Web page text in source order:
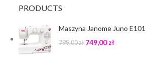
PRODUCTS
Maszyna Janome Juno
799,00zł 749,00zł